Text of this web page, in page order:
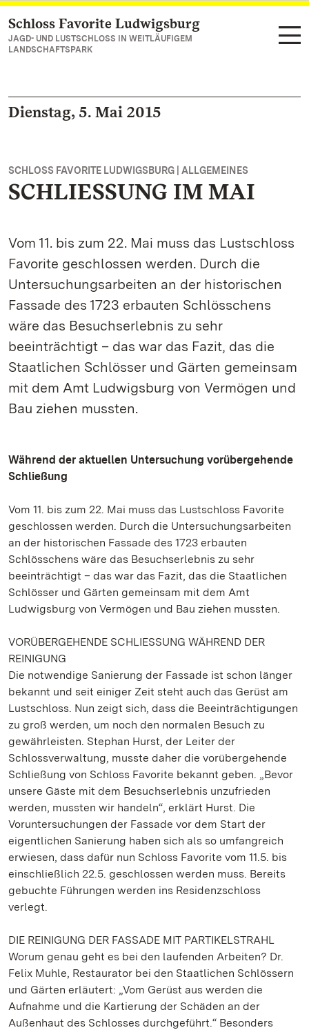
Zum Hauptinhalt springen
Schloss Favorite Ludwigsburg
JAGD- UND LUSTSCHLOSS IN WEITLÄUFIGEM
LANDSCHAFTSPARK
Dienstag, 5. Mai 2015
SCHLOSS FAVORITE LUDWIGSBURG | ALLGEMEINES
SCHLIESSUNG IM MAI
Vom 11. bis zum 22. Mai muss das Lustschloss
Favorite geschlossen werden. Durch die
Untersuchungsarbeiten an der historischen
Fassade des 1723 erbauten Schlösschens
wäre das Besuchserlebnis zu sehr
beeinträchtigt – das war das Fazit, das die
Staatlichen Schlösser und Gärten gemeinsam
mit dem Amt Ludwigsburg von Vermögen und
Bau ziehen mussten.
Während der aktuellen Untersuchung vorübergehende
Schließung
Vom 11. bis zum 22. Mai muss das Lustschloss Favorite
geschlossen werden. Durch die Untersuchungsarbeiten
an der historischen Fassade des 1723 erbauten
Schlösschens wäre das Besuchserlebnis zu sehr
beeinträchtigt – das war das Fazit, das die Staatlichen
Schlösser und Gärten gemeinsam mit dem Amt
Ludwigsburg von Vermögen und Bau ziehen mussten.
VORÜBERGEHENDE SCHLIESSUNG WÄHREND DER
REINIGUNG
Die notwendige Sanierung der Fassade ist schon länger
bekannt und seit einiger Zeit steht auch das Gerüst am
Lustschloss. Nun zeigt sich, dass die Beeinträchtigungen
zu groß werden, um noch den normalen Besuch zu
gewährleisten. Stephan Hurst, der Leiter der
Schlossverwaltung, musste daher die vorübergehende
Schließung von Schloss Favorite bekannt geben. „Bevor
unsere Gäste mit dem Besuchserlebnis unzufrieden
werden, mussten wir handeln“, erklärt Hurst. Die
Voruntersuchungen der Fassade vor dem Start der
eigentlichen Sanierung haben sich als so umfangreich
erwiesen, dass dafür nun Schloss Favorite vom 11.5. bis
einschließlich 22.5. geschlossen werden muss. Bereits
gebuchte Führungen werden ins Residenzschloss
verlegt.
DIE REINIGUNG DER FASSADE MIT PARTIKELSTRAHL
Worum genau geht es bei den laufenden Arbeiten? Dr.
Felix Muhle, Restaurator bei den Staatlichen Schlössern
und Gärten erläutert: „Vom Gerüst aus werden die
Aufnahme und die Kartierung der Schäden an der
Außenhaut des Schlosses durchgeführt.“ Besonders